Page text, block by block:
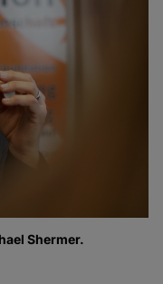
Shermer.